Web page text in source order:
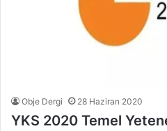
Obje Dergi 28 Haziran 2020
YKS 2020 Temel